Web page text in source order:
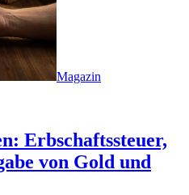
Magazin
Erbschaftssteuer,
von Gold und